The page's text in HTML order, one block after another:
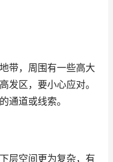
带，周围有一些高大
发区，要小心应对。
通道或线索。
层空间更为复杂，有